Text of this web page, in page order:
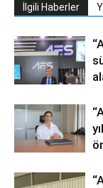
İlgili Haberler